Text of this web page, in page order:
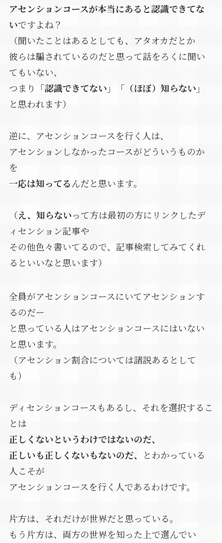
アセンションコースが本当にあると認識できてな
いですよね？
（聞いたことはあるとしても、アタオカだとか
彼らは騙されているのだと思って話をろくに聞い
てもいない、
つまり
「認識できてない」「（ほぼ）知らない」
と思われます）
逆に、アセンションコースを行く人は、
アセンションしなかったコースがどういうものか
を
一応は知ってるんだと思います。
（え、知らないって方は最初の方にリンクしたデ
ィセンション記事や
その他色々書いてるので、記事検索してみてくれ
るといいなと思います）
全員がアセンションコースにいてアセンションす
るのだー
と思っている人はアセンションコースにはいない
と思います。
（アセンション割合については諸説あるとして
も）
ディセンションコースもあるし、それを選択するこ
とは
正しくないというわけではないのだ、
正しいも正しくないもないのだ、
とわかっている
人こそが
アセンションコースを行く人であるわけです。
片方は、それだけが世界だと思っている。
もう片方は、両方の世界を知った上で選んでい